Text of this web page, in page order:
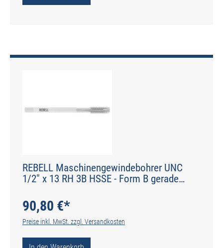
REBELL Maschinengewindebohrer UNC
1/2" x 13 RH 3B HSSE - Form B gerade
90,80 €*
Preise inkl. MwSt. zzgl. Versandkosten